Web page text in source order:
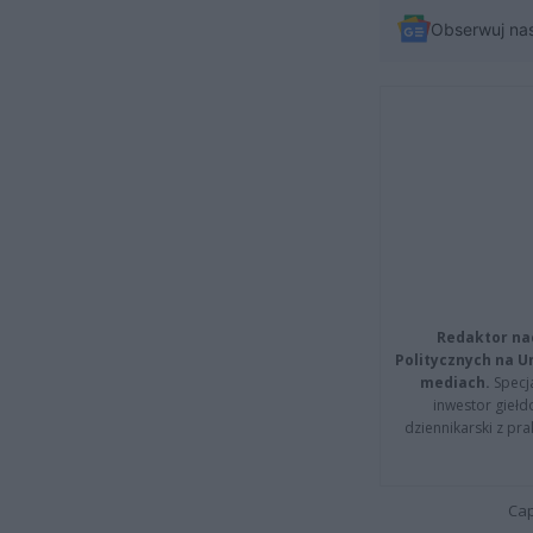
Obserwuj
Redaktor
Politycznych na
mediach.
inwestor
dziennikarski z